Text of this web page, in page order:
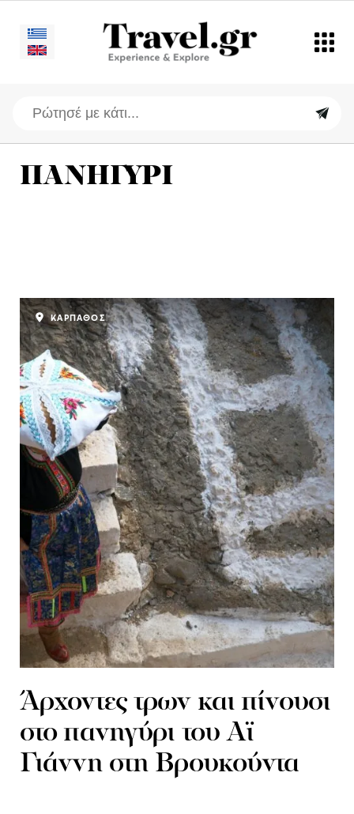
ΠΑΝΗΓΥΡΙ
Άρχοντες τρων και πίνουσι
στο πανηγύρι του Αϊ
Γιάννη στη Βρουκούντα
ΚΑΡΠΑΘΟΣ